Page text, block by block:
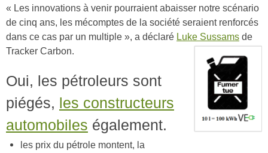
« Les innovations à venir pourraient abaisser notre scénario
de cinq ans, les mécomptes de la société seraient renforcés
dans ce cas par un multiple », a déclaré Luke Sussams de
Tracker Carbon.
Oui, les pétroleurs sont
piégés, les constructeurs
automobiles également.
les prix du pétrole montent, la